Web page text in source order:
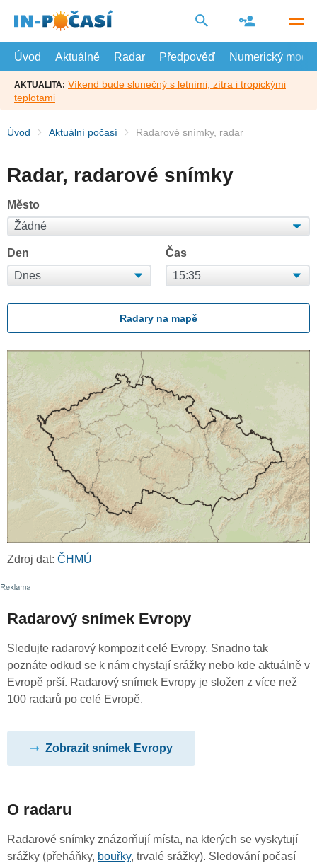
hlavní
Úvod
Aktuálně Radar Předpověď Numerický model
AKTUALITA: Víkend bude slunečný s letními, zítra i tropickými
teplotami
Úvod Aktuální počasí Radarové snímky, radar
Radar, radarové snímky
Město
Den Čas
Radary na mapě
Zdroj dat: ČHMÚ
Radarový snímek Evropy
Sledujte radarový kompozit celé Evropy. Snadno tak
poznáte odkud se k nám chystají srážky nebo kde aktuálně v
Evropě prší. Radarový snímek Evropy je složen z více než
100 radarů po celé Evropě.
Zobrazit snímek Evropy
O radaru
Radarové snímky znázorňují místa, na kterých se vyskytují
srážky (přeháňky, bouřky, trvalé srážky). Sledování počasí